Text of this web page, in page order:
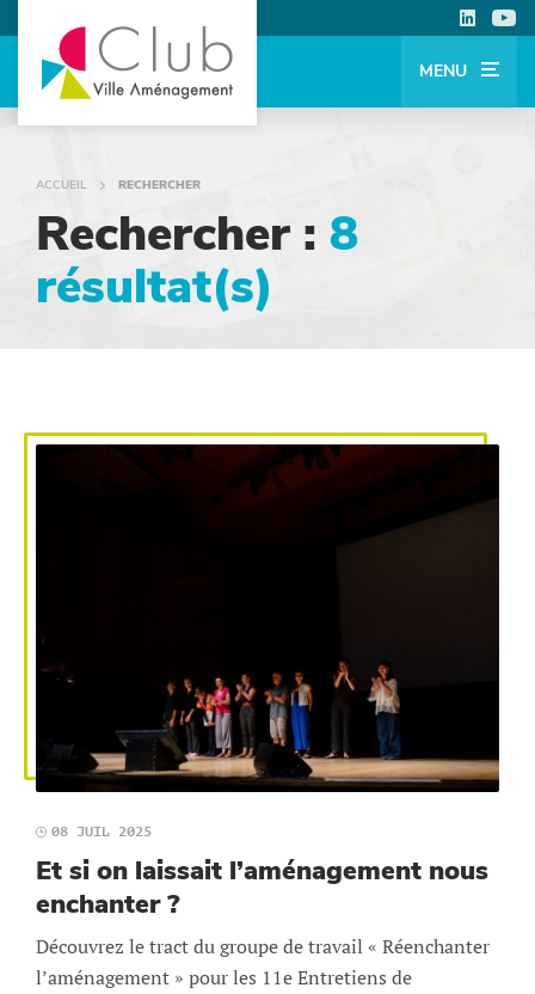
MENU
ACCUEIL RECHERCHER
Rechercher : 8
résultat(s)
08 JUIL 2025
Et si on laissait l’aménagement nous
enchanter ?
Découvrez le tract du groupe de travail « Réenchanter
l’aménagement » pour les 11e Entretiens de